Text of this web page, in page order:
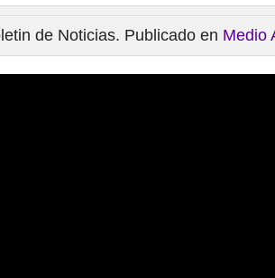
de Noticias. Publicado en Medio